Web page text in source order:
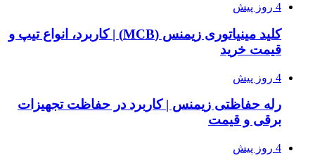
4 روز پیش
کلید مینیاتوری زیمنس (MCB) | کاربرد، انواع تیپ و
قیمت خرید
4 روز پیش
رله حفاظتی زیمنس | کاربرد در حفاظت تجهیزات
برقی و قیمت
4 روز پیش